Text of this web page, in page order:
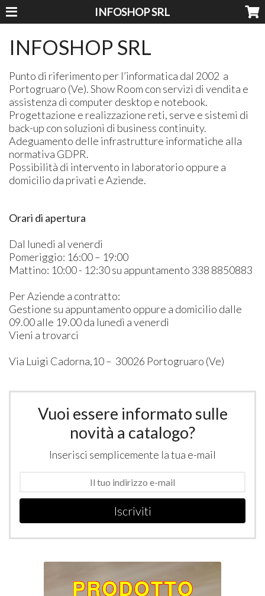
INFOSHOP SRL
INFOSHOP SRL
​Punto di riferimento per l’informatica dal 2002 a
Portogruaro (Ve). Show Room con servizi di vendita e
assistenza di computer desktop e notebook.
Progettazione e realizzazione reti, serve e sistemi di
back-up con soluzioni di business continuity.
Adeguamento delle infrastrutture informatiche alla
normativa GDPR.
Possibilità di intervento in laboratorio oppure a
domicilio da privati e Aziende.
Orari di apertura
Dal lunedi al venerdi
Pomeriggio: 16:00 – 19:00
Mattino: 10:00 - 12:30 su appuntamento 338 8850883
Per Aziende a contratto:
Gestione su appuntamento oppure a domicilio dalle
09.00 alle 19.00 da lunedì a venerdì
Vieni a trovarci
Via Luigi Cadorna,10 – 30026 Portogruaro (Ve)
Vuoi essere informato sulle
novità a catalogo?
Inserisci semplicemente la tua e-mail
Iscriviti